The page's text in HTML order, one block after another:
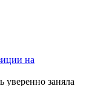
на
уверенно заняла